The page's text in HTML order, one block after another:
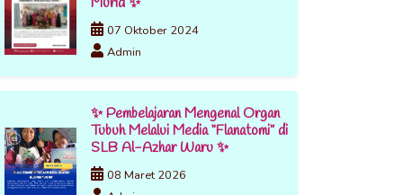
07 Oktober 2024
Admin
✨ Pembelajaran Mengenal Organ
Tubuh Melalui Media “Flanatomi” di
SLB Al-Azhar Waru ✨
08 Maret 2026